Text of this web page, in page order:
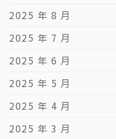
2025 年 8 月
2025 年 7 月
2025 年 6 月
2025 年 5 月
2025 年 4 月
2025 年 3 月